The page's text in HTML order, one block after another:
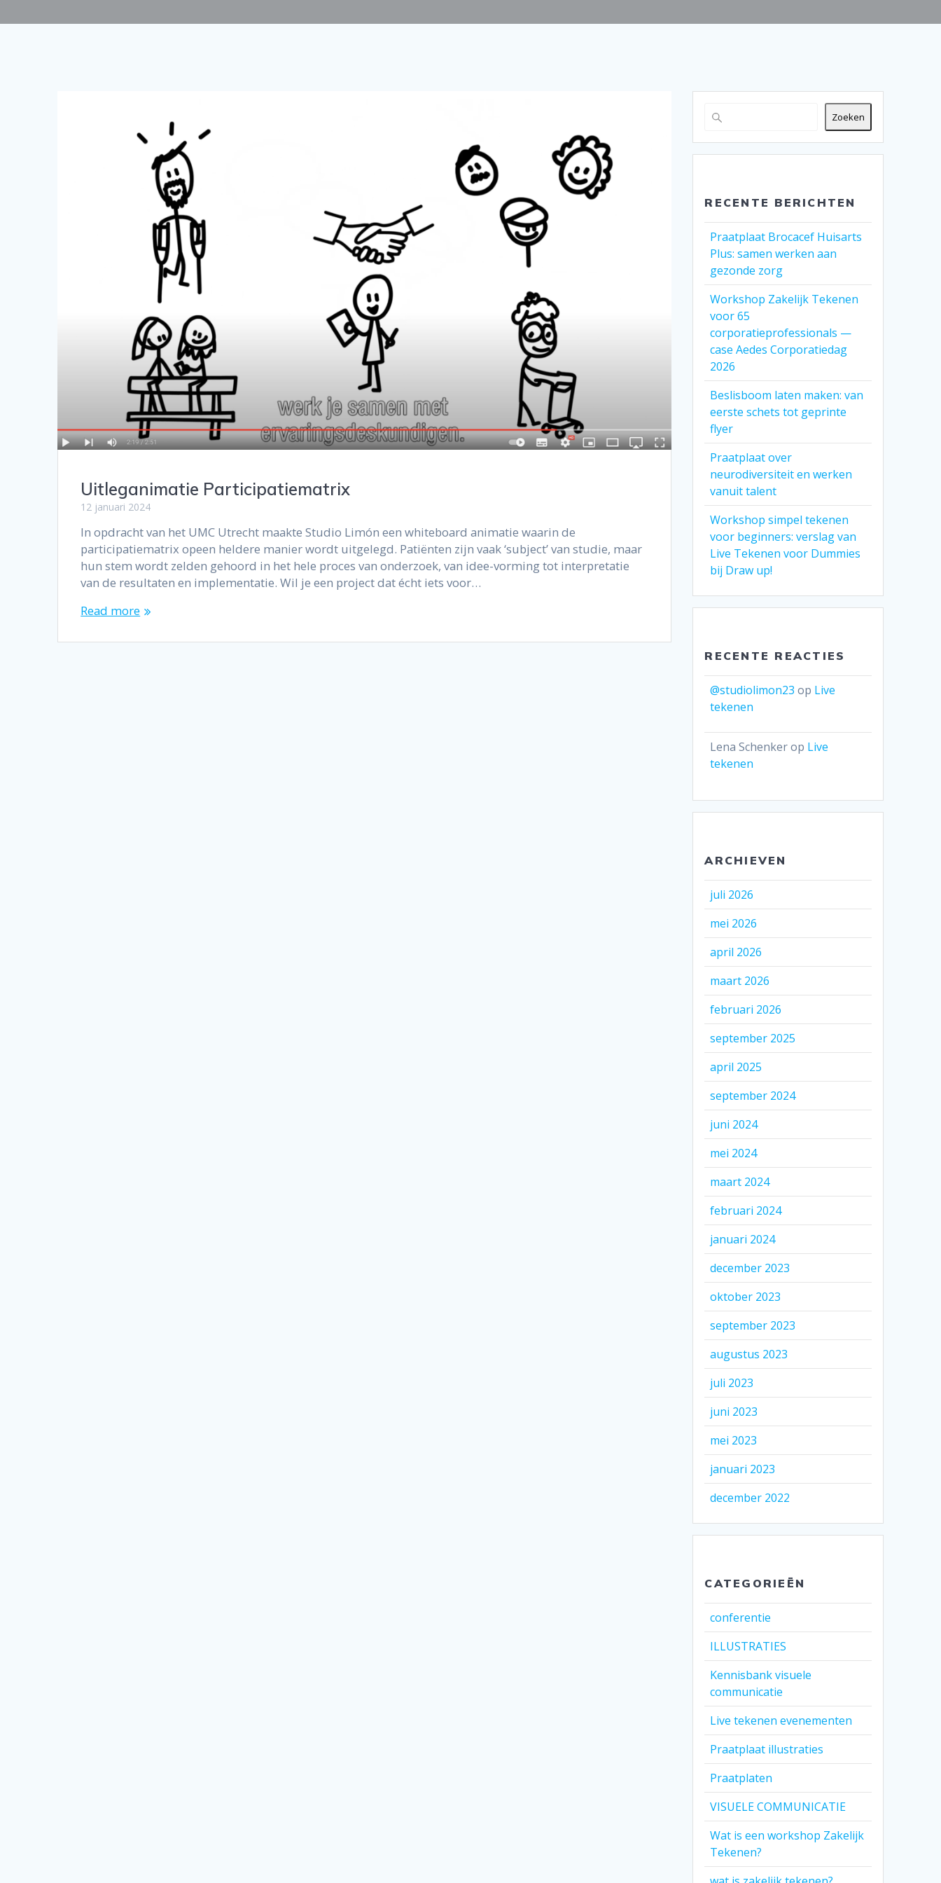
Uitleganimatie Participatiematrix
12 januari 2024
In opdracht van het UMC Utrecht maakte Studio Limón een whiteboard animatie waarin de
participatiematrix opeen heldere manier wordt uitgelegd. Patiënten zijn vaak ‘subject’ van studie, maar
hun stem wordt zelden gehoord in het hele proces van onderzoek, van idee-vorming tot interpretatie
van de resultaten en implementatie. Wil je een project dat écht iets voor…
Read more
Zoeken
RECENTE BERICHTEN
Praatplaat Brocacef Huisarts
Plus: samen werken aan
gezonde zorg
Workshop Zakelijk Tekenen
voor 65
corporatieprofessionals —
case Aedes Corporatiedag
2026
Beslisboom laten maken: van
eerste schets tot geprinte
flyer
Praatplaat over
neurodiversiteit en werken
vanuit talent
Workshop simpel tekenen
voor beginners: verslag van
Live Tekenen voor Dummies
bij Draw up!
RECENTE REACTIES
@studiolimon23 op Live
tekenen
Lena Schenkerop Live
tekenen
ARCHIEVEN
juli 2026
mei 2026
april 2026
maart 2026
februari 2026
september 2025
april 2025
september 2024
juni 2024
mei 2024
maart 2024
februari 2024
januari 2024
december 2023
oktober 2023
september 2023
augustus 2023
juli 2023
juni 2023
mei 2023
januari 2023
december 2022
CATEGORIEËN
conferentie
ILLUSTRATIES
Kennisbank visuele
communicatie
Live tekenen evenementen
Praatplaat illustraties
Praatplaten
VISUELE COMMUNICATIE
Wat is een workshop Zakelijk
Tekenen?